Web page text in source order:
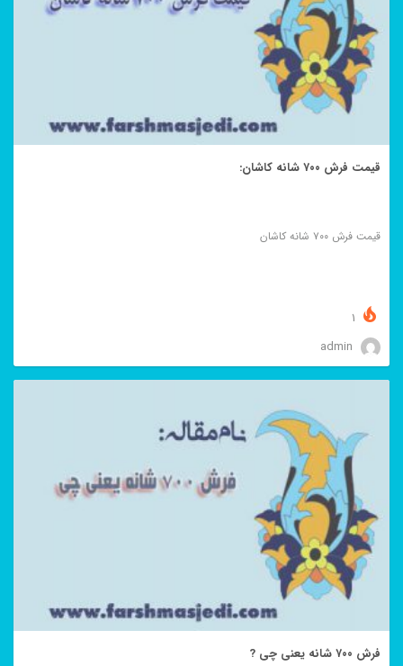
قیمت فرش ۷۰۰ شانه کاشان:
قیمت فرش ۷۰۰ شانه کاشان
admin
فرش ۷۰۰ شانه یعنی چی ?